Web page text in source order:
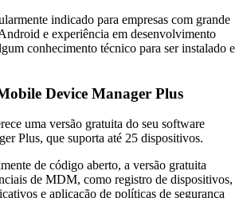
indicado para empresas com grande
e experiência em desenvolvimento
conhecimento técnico para ser instalado e
Device Manager Plus
uma versão gratuita do seu software
Plus, que suporta até 25 dispositivos.
de código aberto, a versão gratuita
de MDM, como registro de dispositivos,
e aplicação de políticas de segurança